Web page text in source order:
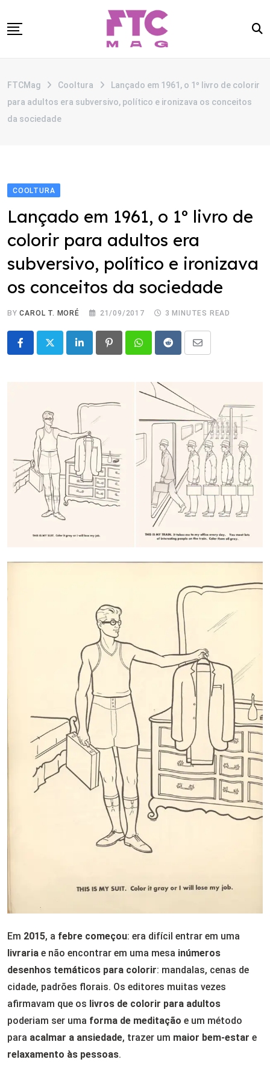
to
CATEGORIAS
ANUNCIE
FTCMag Cooltura
Lançado em 1961, o 1º livro de colorir
para adultos era subversivo, político e ironizava os conceitos
da sociedade
COOLTURA
Lançado em 1961, o 1º livro de
colorir para adultos era
subversivo, político e ironizava
os conceitos da sociedade
BYCAROL T. MORÉ 21/09/2017 3 MINUTES READ
LinkedIn PinterestWhatsappRedditShare
Em 2015, a febre começou: era difícil entrar em uma
livraria e não encontrar em uma mesa inúmeros
desenhos temáticos para colorir: mandalas, cenas de
cidade, padrões florais. Os editores muitas vezes
afirmavam que os livros de colorir para adultos
poderiam ser uma forma de meditação e um método
para acalmar a ansiedade, trazer um maior bem-estar e
relaxamento às pessoas.